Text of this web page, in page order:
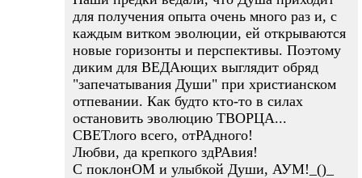
для получения опыта очень много раз и, с
каждым витком эволюции, ей открываются
новые горизонты и перспективы. Поэтому
диким для ВЕДАющих выглядит обряд
"запечатывания Души" при христианском
отпевании. Как будто кто-то в силах
остановить эволюцию ТВОРЦА...
СВЕТлого всего, отРАдного!
Любви, да крепкого здРАвия!
С поклонОМ и улыбкой Души, АУМ!_()_